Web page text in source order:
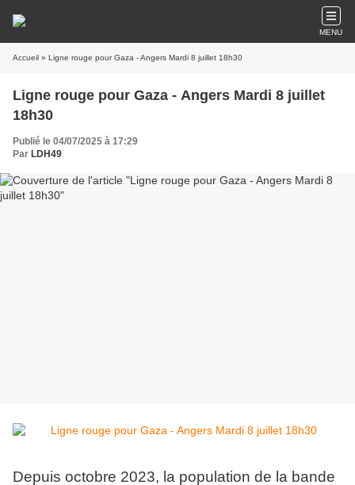
MENU
Accueil » Ligne rouge pour Gaza - Angers Mardi 8 juillet 18h30
Ligne rouge pour Gaza - Angers Mardi 8 juillet
18h30
Publié le 04/07/2025 à 17:29
Par LDH49
Depuis octobre 2023, la population de la bande